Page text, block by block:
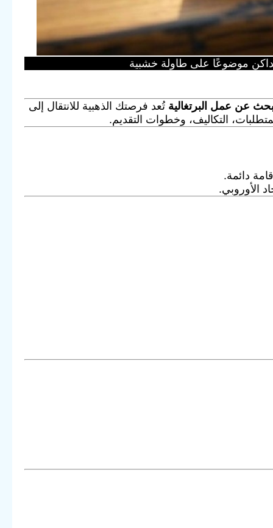
موضوعًا على طاولة خشبية
عن عمل البرتغالية تُعد فرصتك الذهبية للانتقال إلى
التكاليف، وخطوات التقديم.
دائمة.
الأوروبي.